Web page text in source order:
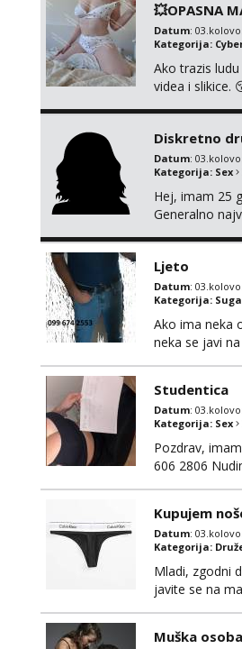
💥OPASNA
Datum:
Kategorija:
Ako trazis
videa i slikice.
Diskretno
Datum:
Kategorija: Sex
Hej, imam 25
Generalno
Ljeto
Datum:
Kategorija:
Ako ima neka
neka se javi
Studentica
Datum:
Kategorija: Sex
Pozdrav,
606 2806
Kupujem
Datum:
Kategorija:
Mladi, zgodni
javite se na
Muška